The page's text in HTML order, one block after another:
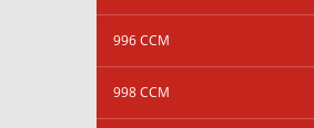
996 CCM
998 CCM